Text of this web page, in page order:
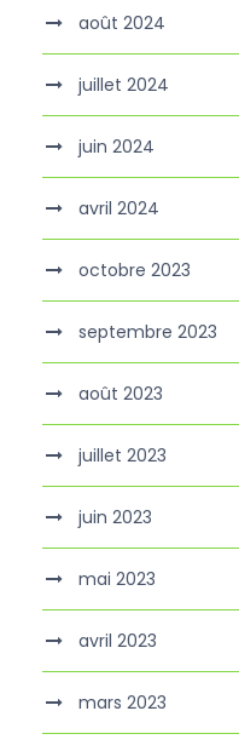
août 2024
juillet 2024
juin 2024
avril 2024
octobre 2023
septembre 2023
août 2023
juillet 2023
juin 2023
mai 2023
avril 2023
mars 2023